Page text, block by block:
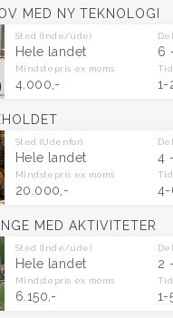
MED NY TEKNOLOGI
Sted (Inde/ude)
Hele landet 6
Mindstepris ex moms
4.000,-
Tid
1-
Sted (Udenfor)
Hele landet 4
Mindstepris ex moms
20.000,-
Tid
4-
MED AKTIVITETER
Sted (Inde/ude)
Hele landet 2
Mindstepris ex moms
6.150,-
Tid
1-